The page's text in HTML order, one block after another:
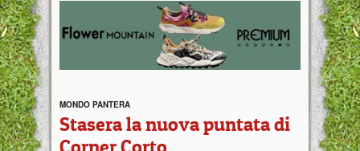
MONDO PANTERA
Stasera la nuova puntata di